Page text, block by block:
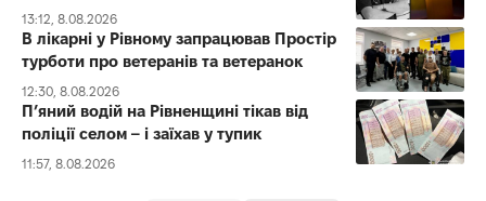
13:12, 8.08.2026
В лікарні у Рівному запрацював Простір
турботи про ветеранів та ветеранок
12:30, 8.08.2026
П’яний водій на Рівненщині тікав від
поліції селом – і заїхав у тупик
11:57, 8.08.2026